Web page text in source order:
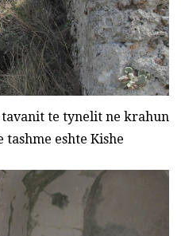
tavanit te tynelit ne krahun
tashme eshte Kishe